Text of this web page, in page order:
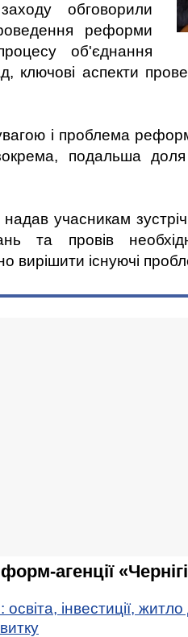
обговорили
реформи
об'єднання
ключові аспекти
і проблема
подальша
учасникам зустрічі
та провів
вирішити існуючі
агенції
інвестиції,